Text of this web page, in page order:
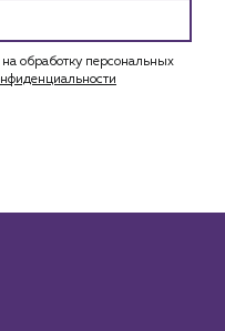
обработку персональных